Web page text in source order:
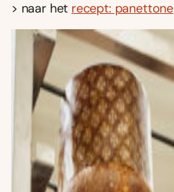
> naar het recept: panettone